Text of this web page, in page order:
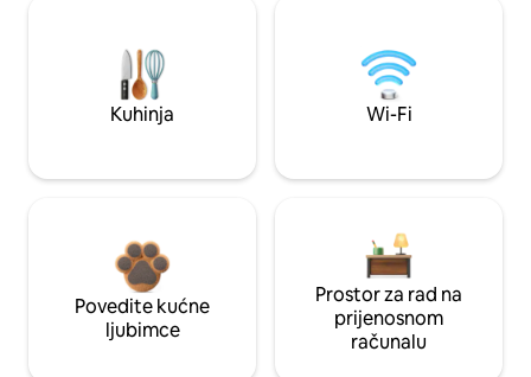
Kuhinja Wi-Fi
Povedite kućne
ljubimce
Prostor za rad na
prijenosnom
računalu